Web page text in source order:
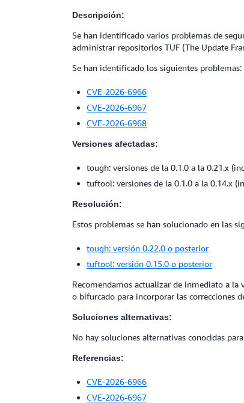
Descripción:
Se han identificado varios problemas de
administrar repositorios TUF (The Update
Se han identificado los siguientes problemas:
CVE-2026-6966
CVE-2026-6967
CVE-2026-6968
Versiones afectadas:
tough: versiones de la 0.1.0 a la 0.21.x
tuftool: versiones de la 0.1.0 a la 0.14.x
Resolución:
Estos problemas se han solucionado en las
tough: versión 0.22.0 o posterior
tuftool: versión 0.15.0 o posterior
Recomendamos actualizar de inmediato a
o bifurcado para incorporar las correcciones
Soluciones alternativas:
No hay soluciones alternativas conocidas
Referencias:
CVE-2026-6966
CVE-2026-6967